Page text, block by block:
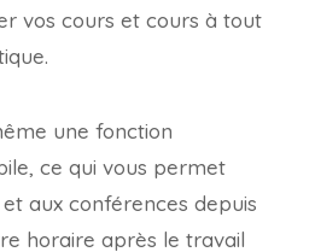
vos cours et cours à tout
une fonction
ce qui vous permet
aux conférences depuis
horaire après le travail